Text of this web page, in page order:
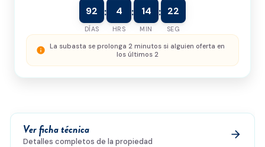
política de privacidady el
tratamiento de
Enviar solicitud
92
DÍAS
: 4
HRS
: 14
MIN
: 22
SEG
info La subasta se prolonga 2 minutos si alguien oferta en
los últimos 2
Ver ficha técnica
Detalles completos de la propiedad
arrow_forward